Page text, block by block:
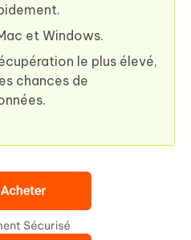
et Windows.
le plus élevé,
chances de